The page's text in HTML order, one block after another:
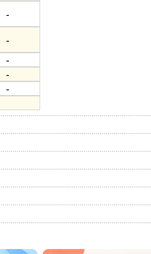
-
-
-
-
-